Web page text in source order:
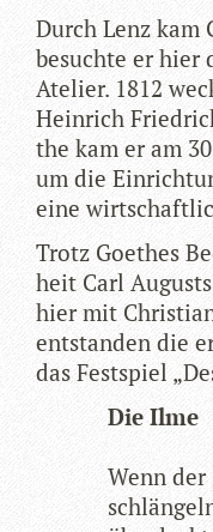
Durch Lenz kam
besuchte er hier
Ate­lier. 1812
Hein­rich
the kam er am
um die
eine
Trotz Goe­thes
heit Carl
hier mit
ent­stan­den die
das Fest­spiel
Die Ilme
Wenn